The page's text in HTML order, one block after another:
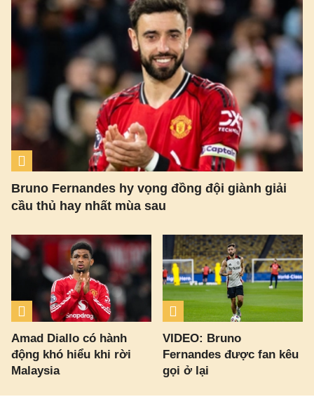
mới.
Bruno Fernandes hy vọng đồng đội giành giải
cầu thủ hay nhất mùa sau
Amad Diallo có hành
động khó hiểu khi rời
Malaysia
VIDEO: Bruno
Fernandes được fan kêu
gọi ở lại